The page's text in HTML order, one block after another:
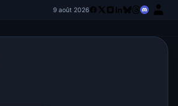
9 août 2026